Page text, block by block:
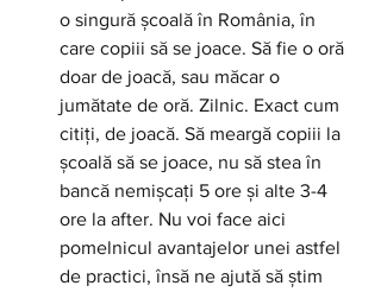
o singură școală în România, în
care copiii să se joace. Să fie o oră
doar de joacă, sau măcar o
jumătate de oră. Zilnic. Exact cum
citiți, de joacă. Să meargă copiii la
școală să se joace, nu să stea în
bancă nemișcați 5 ore și alte 3-4
ore la after. Nu voi face aici
pomelnicul avantajelor unei astfel
de practici, însă ne ajută să știm